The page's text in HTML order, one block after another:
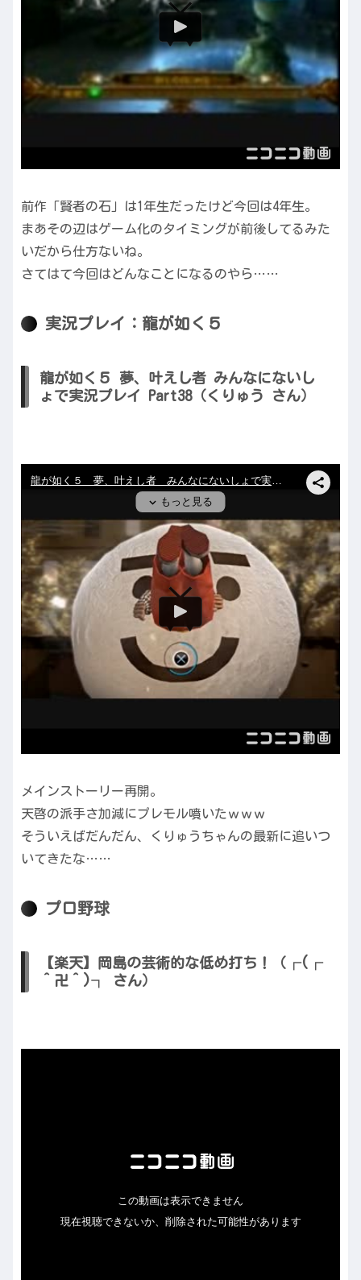
前作「賢者の石」は1年生だったけど今回は4年生。
まあその辺はゲーム化のタイミングが前後してるみた
いだから仕方ないね。
さてはて今回はどんなことになるのやら……
実況プレイ：龍が如く５
龍が如く５ 夢、叶えし者 みんなにないし
ょで実況プレイ Part38（くりゅう さん）
メインストーリー再開。
天啓の派手さ加減にプレモル噴いたｗｗｗ
そういえばだんだん、くりゅうちゃんの最新に追いつ
いてきたな……
プロ野球
【楽天】岡島の芸術的な低め打ち！（┌(┌
＾卍＾)┐ さん）